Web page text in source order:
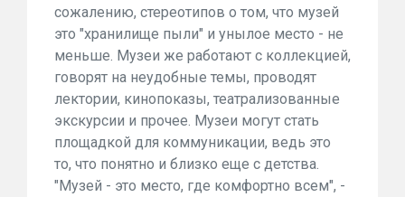
сожалению, стереотипов о том, что музей
это "хранилище пыли" и унылое место - не
меньше. Музеи же работают с коллекцией,
говорят на неудобные темы, проводят
лектории, кинопоказы, театрализованные
экскурсии и прочее. Музеи могут стать
площадкой для коммуникации, ведь это
то, что понятно и близко еще с детства.
"Музей - это место, где комфортно всем", -